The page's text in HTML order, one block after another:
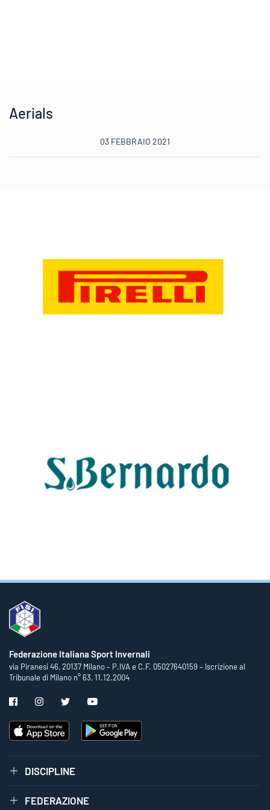
Aerials
03 FEBBRAIO 2021
Federazione Italiana Sport Invernali
via Piranesi 46, 20137 Milano – P.IVA e C.F. 05027640159 – Iscrizione al
Tribunale di Milano n° 63, 11.12.2004
DISCIPLINE
FEDERAZIONE